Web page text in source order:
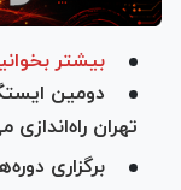
بیشتر
دومین
تهران
برگزاری